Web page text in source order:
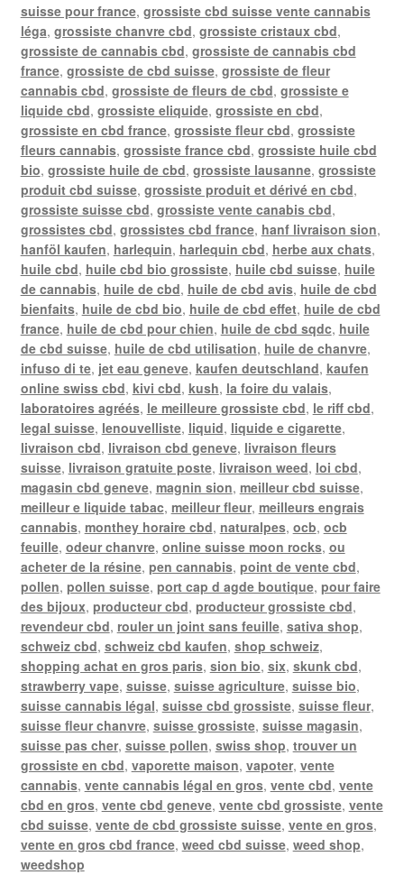
suisse pour france, grossiste cbd suisse vente cannabis
léga, grossiste chanvre cbd, grossiste cristaux cbd,
grossiste de cannabis cbd, grossiste de cannabis cbd
france, grossiste de cbd suisse, grossiste de fleur
cannabis cbd, grossiste de fleurs de cbd, grossiste e
liquide cbd, grossiste eliquide, grossiste en cbd,
grossiste en cbd france, grossiste fleur cbd, grossiste
fleurs cannabis, grossiste france cbd, grossiste huile cbd
bio, grossiste huile de cbd, grossiste lausanne, grossiste
produit cbd suisse, grossiste produit et dérivé en cbd,
grossiste suisse cbd, grossiste vente canabis cbd,
grossistes cbd, grossistes cbd france, hanf livraison sion,
hanföl kaufen, harlequin, harlequin cbd, herbe aux chats,
huile cbd, huile cbd bio grossiste, huile cbd suisse, huile
de cannabis, huile de cbd, huile de cbd avis, huile de cbd
bienfaits, huile de cbd bio, huile de cbd effet, huile de cbd
france, huile de cbd pour chien, huile de cbd sqdc, huile
de cbd suisse, huile de cbd utilisation, huile de chanvre,
infuso di te, jet eau geneve, kaufen deutschland, kaufen
online swiss cbd, kivi cbd, kush, la foire du valais,
laboratoires agréés, le meilleure grossiste cbd, le riff cbd,
legal suisse, lenouvelliste, liquid, liquide e cigarette,
livraison cbd, livraison cbd geneve, livraison fleurs
suisse, livraison gratuite poste, livraison weed, loi cbd,
magasin cbd geneve, magnin sion, meilleur cbd suisse,
meilleur e liquide tabac, meilleur fleur, meilleurs engrais
cannabis, monthey horaire cbd, naturalpes, ocb, ocb
feuille, odeur chanvre, online suisse moon rocks, ou
acheter de la résine, pen cannabis, point de vente cbd,
pollen, pollen suisse, port cap d agde boutique, pour faire
des bijoux, producteur cbd, producteur grossiste cbd,
revendeur cbd, rouler un joint sans feuille, sativa shop,
schweiz cbd, schweiz cbd kaufen, shop schweiz,
shopping achat en gros paris, sion bio, six, skunk cbd,
strawberry vape, suisse, suisse agriculture, suisse bio,
suisse cannabis légal, suisse cbd grossiste, suisse fleur,
suisse fleur chanvre, suisse grossiste, suisse magasin,
suisse pas cher, suisse pollen, swiss shop, trouver un
grossiste en cbd, vaporette maison, vapoter, vente
cannabis, vente cannabis légal en gros, vente cbd, vente
cbd en gros, vente cbd geneve, vente cbd grossiste, vente
cbd suisse, vente de cbd grossiste suisse, vente en gros,
vente en gros cbd france, weed cbd suisse, weed shop,
weedshop